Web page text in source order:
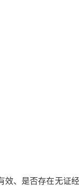
、是否存在无证